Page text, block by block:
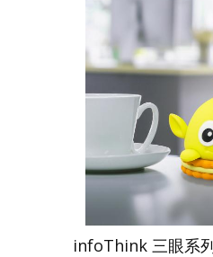
infoThink 三眼系